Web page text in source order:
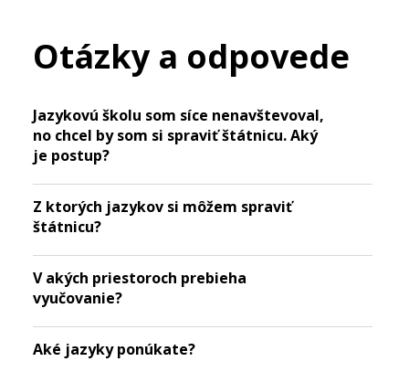
Otázky a odpovede
Jazykovú školu som síce nenavštevoval,
no chcel by som si spraviť štátnicu. Aký
je postup?
Z ktorých jazykov si môžem spraviť
štátnicu?
V akých priestoroch prebieha
vyučovanie?
Aké jazyky ponúkate?